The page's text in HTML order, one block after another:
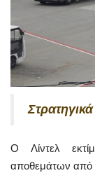
Ο Λίντελ
αποθεμάτων από